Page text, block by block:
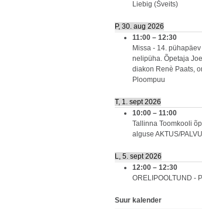
Liebig (Šveits)
P, 30. aug 2026
11:00 – 12:30
Missa - 14.
nelipüha. Õpetaja
diakon Renè Paats,
Ploompuu
T, 1. sept 2026
10:00 – 11:00
Tallinna Toomkooli
alguse AKTUS/
L, 5. sept 2026
12:00 – 12:30
ORELIPOOLTUND -
Suur kalender